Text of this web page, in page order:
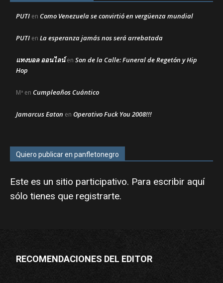
PUTI en Como Venezuela se convirtió en vergüenza mundial
PUTI en La esperanza jamás nos será arrebatada
แทงบอล ออนไลน์en Son de la Calle: Funeral de Regetón y Hip
Hop
Mª en Cumpleaños Cuántico
Jamarcus Eaton en Operativo Fuck You 2008!!!
Quiero publicar en panfletonegro
Este es un sitio participativo. Para escribir aquí
sólo tienes que registrarte.
RECOMENDACIONES DEL EDITOR